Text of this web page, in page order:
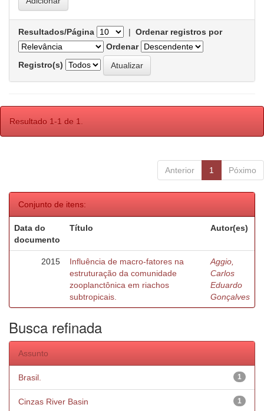
Resultados/Página | Ordenar registros por
Ordenar
Registro(s)
Resultado 1-1 de 1.
Anterior 1 Póximo
Conjunto de itens:
Data do
documento
Título Autor(es)
2015
Influência de macro-fatores na
estruturação da comunidade
zooplanctônica em riachos
subtropicais.
Aggio,
Carlos
Eduardo
Gonçalves
Busca refinada
Assunto
1
Brasil.
1
Cinzas River Basin